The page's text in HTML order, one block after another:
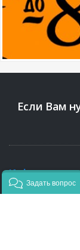
Если Вам
Информацияи
Бренды
Задать вопрос